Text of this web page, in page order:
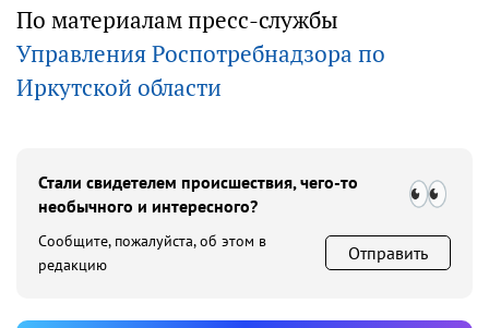
По материалам пресс-службы
Управления Роспотребнадзора по
Иркутской области
Стали свидетелем происшествия, чего-то
необычного и интересного?
Сообщите, пожалуйста, об этом в
редакцию
Отправить